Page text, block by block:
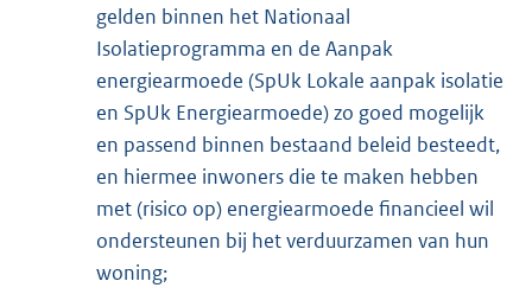
gelden binnen het Nationaal
Isolatieprogramma en de Aanpak
energiearmoede (SpUk Lokale aanpak isolatie
en SpUk Energiearmoede) zo goed mogelijk
en passend binnen bestaand beleid besteedt,
en hiermee inwoners die te maken hebben
met (risico op) energiearmoede financieel wil
ondersteunen bij het verduurzamen van hun
woning;